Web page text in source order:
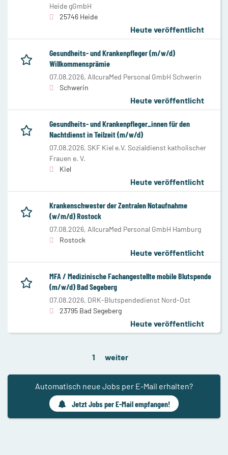
Heide gGmbH
25746 Heide
Heute veröffentlicht
Gesundheits- und Krankenpfleger (m/w/d)
Willkommensprämie
07.08.2026, AllcuraMed Personal GmbH Schwerin
Schwerin
Heute veröffentlicht
Gesundheits- und Krankenpfleger_innen für den
Nachtdienst in Teilzeit (m/w/d)
07.08.2026, SKF Kiel e.V. Sozialdienst katholischer
Frauen e. V.
Kiel
Heute veröffentlicht
Krankenschwester der Zentralen Notaufnahme
(w/m/d) Rostock
07.08.2026, AllcuraMed Personal GmbH Hamburg
Rostock
Heute veröffentlicht
MFA / Medizinische Fachangestellte mobile Blutspende
(m/w/d) Bad Segeberg
07.08.2026, DRK-Blutspendedienst Nord-Ost
23795 Bad Segeberg
Heute veröffentlicht
1 weiter
Automatisch neue Jobs per E-Mail erhalten?
Jetzt Jobs per E-Mail empfangen!